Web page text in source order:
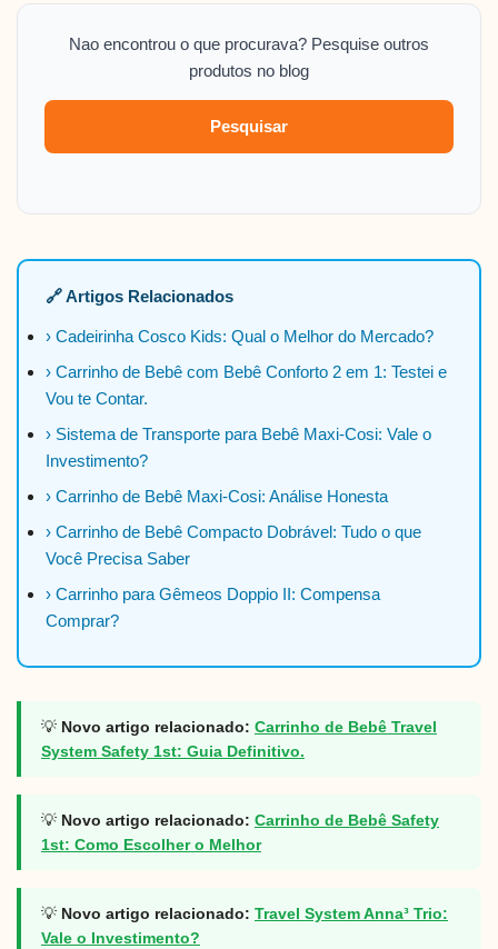
Nao encontrou o que procurava? Pesquise outros
produtos no blog
Pesquisar
🔗 Artigos Relacionados
› Cadeirinha Cosco Kids: Qual o Melhor do Mercado?
› Carrinho de Bebê com Bebê Conforto 2 em 1: Testei e
Vou te Contar.
› Sistema de Transporte para Bebê Maxi-Cosi: Vale o
Investimento?
› Carrinho de Bebê Maxi-Cosi: Análise Honesta
› Carrinho de Bebê Compacto Dobrável: Tudo o que
Você Precisa Saber
› Carrinho para Gêmeos Doppio II: Compensa
Comprar?
💡 Novo artigo relacionado: Carrinho de Bebê Travel
System Safety 1st: Guia Definitivo.
💡 Novo artigo relacionado: Carrinho de Bebê Safety
1st: Como Escolher o Melhor
💡 Novo artigo relacionado: Travel System Anna³ Trio:
Vale o Investimento?